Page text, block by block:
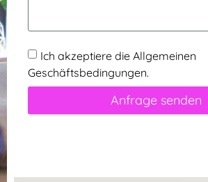
Ich akzeptiere die Allgemeinen
Geschäftsbedingungen.
Anfrage senden